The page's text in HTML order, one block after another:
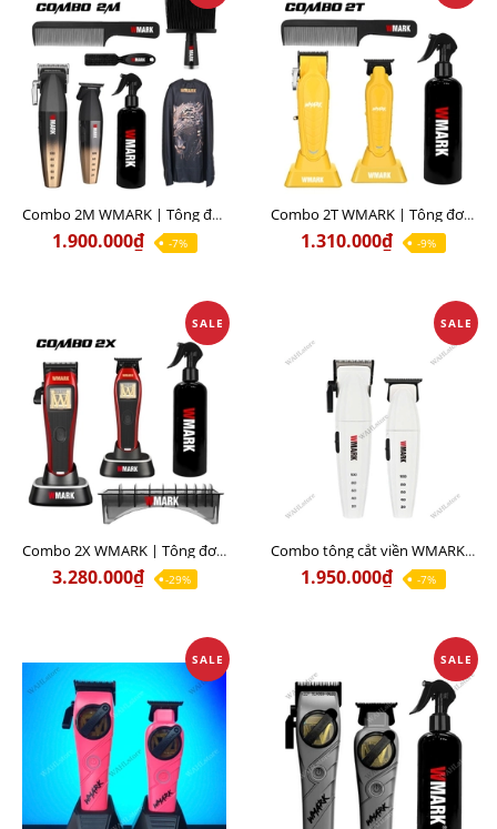
Combo 2M WMARK | Tông đơ lưỡi đơn NG-2038 vàng + Tông đơ viền NG-325 vàng
1.900.000₫ -7%
Combo 2T WMARK | Tông đơ pin lưỡi đơn NG-139 + Tông đơ viền NG-339
1.310.000₫ -9%
SALE
Combo 2X WMARK | Tông đơ pin từ tính NG-X1 + Tông đơ viền từ tính NG-XT1
3.280.000₫ -29%
SALE
Combo tông cắt viền WMARK NG-8632KIT | Tông pin NG-2038W + Tông viền NG-325W
1.950.000₫ -7%
SALE SALE